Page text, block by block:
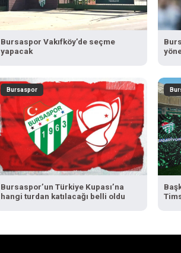
Bursaspor Vakıfköy’de seçme
yapacak
Bursaspor
Bursaspor’un Türkiye Kupası’na
hangi turdan katılacağı belli oldu